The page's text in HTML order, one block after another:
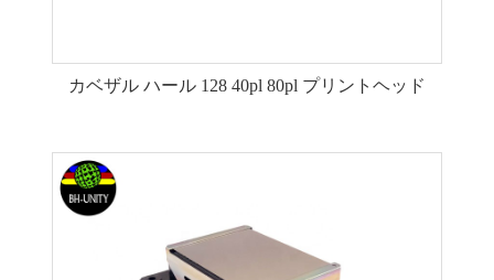
カベザル ハール 128 40pl 80pl プリントヘッド